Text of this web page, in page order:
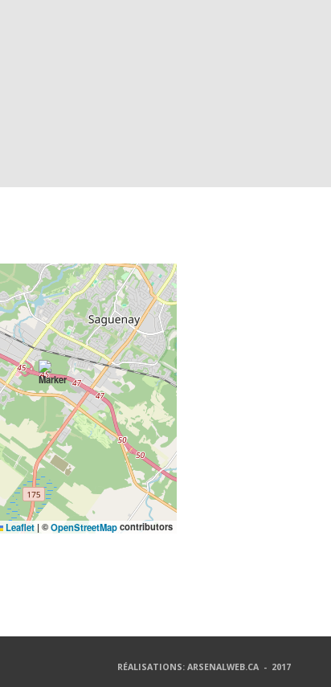
Leaflet |©OpenStreetMapcontributors
RÉALISATIONS: ARSENALWEB.CA - 2017